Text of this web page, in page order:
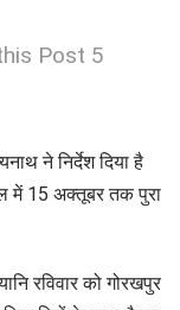
Post 5
ने निर्देश दिया है
में 15 अक्तूबर तक पुरा
रविवार को गोरखपुर